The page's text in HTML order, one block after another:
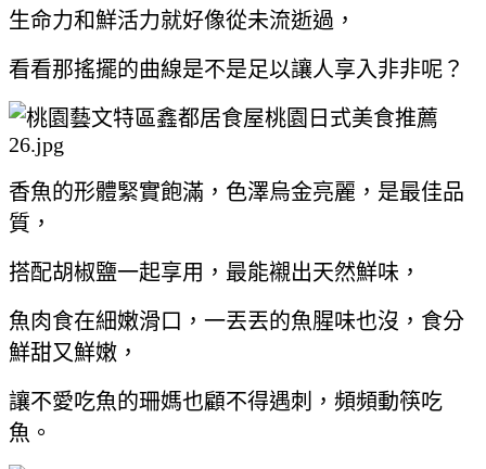
生命力和鮮活力就好像從未流逝過，
看看那搖擺的曲線是不是足以讓人享入非非呢？
香魚的形體緊實飽滿，色澤烏金亮麗，是最佳品
質，
搭配胡椒鹽一起享用，最能襯出天然鮮味，
魚肉食在細嫩滑口，一丟丟的魚腥味也沒，食分
鮮甜又鮮嫩，
讓不愛吃魚的珊媽也顧不得遇刺，頻頻動筷吃
魚。